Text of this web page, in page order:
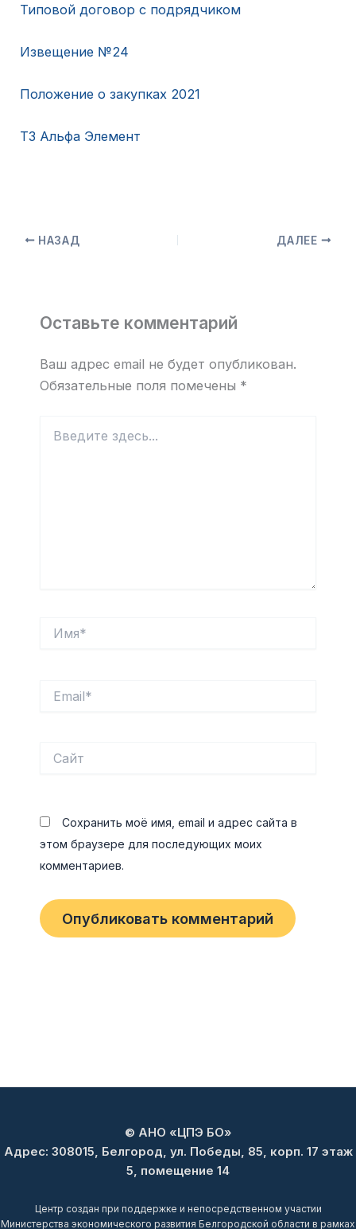
Типовой договор с подрядчиком
Извещение №24
Положение о закупках 2021
ТЗ Альфа Элемент
НАЗАД ДАЛЕЕ
Оставьте комментарий
Ваш адрес email не будет опубликован.
Обязательные поля помечены *
здесь...
Сохранить моё имя, email и адрес сайта в
этом браузере для последующих моих
комментариев.
© АНО «ЦПЭ БО»
Адрес: 308015, Белгород, ул. Победы, 85, корп. 17 этаж
5, помещение 14
Центр создан при поддержке и непосредственном участии
Министерства экономического развития Белгородской области в рамках